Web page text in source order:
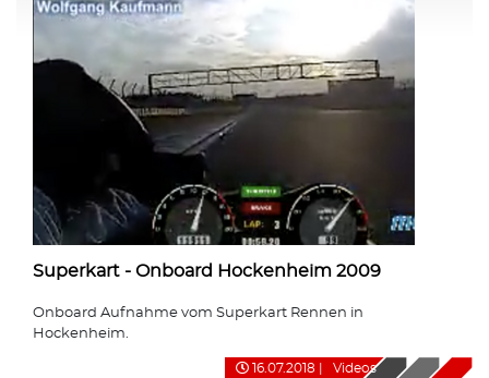
Superkart - Onboard Hockenheim 2009
Onboard Aufnahme vom Superkart Rennen in
Hockenheim.
16.07.2018 Videos